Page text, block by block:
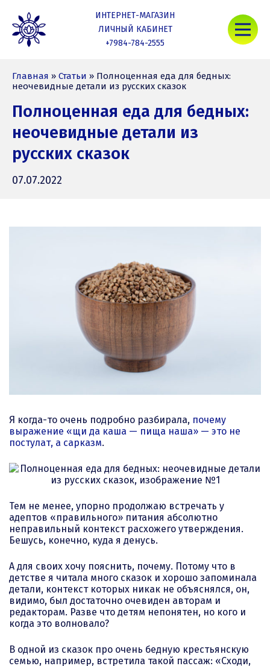
content
ИНТЕРНЕТ-МАГАЗИН
ЛИЧНЫЙ КАБИНЕТ
+7984-784-2555
Главная » Статьи » Полноценная еда для бедных:
неочевидные детали из русских сказок
Полноценная еда для бедных:
неочевидные детали из
русских сказок
07.07.2022
Я когда-то очень подробно разбирала, почему
выражение «щи да каша — пища наша» — это не
постулат, а сарказм.
Тем не менее, упорно продолжаю встречать у
адептов «правильного» питания абсолютно
неправильный контекст расхожего утверждения.
Бешусь, конечно, куда я денусь.
А для своих хочу пояснить, почему. Потому что в
детстве я читала много сказок и хорошо запоминала
детали, контекст которых никак не объяснялся, он,
видимо, был достаточно очевиден авторам и
редакторам. Разве что детям непонятен, но кого и
когда это волновало?
В одной из сказок про очень бедную крестьянскую
семью, например, встретила такой пассаж: «Сходи,